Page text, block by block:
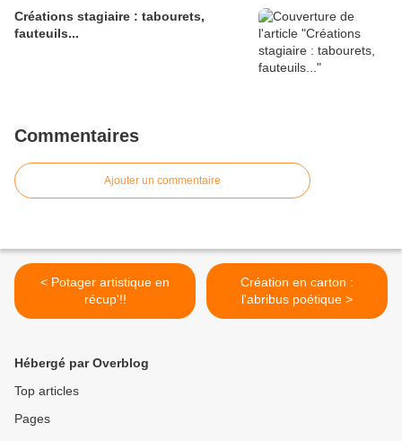
Créations stagiaire : tabourets,
fauteuils...
Commentaires
Ajouter un commentaire
< Potager artistique en
récup'!!
Création en carton :
l'abribus poétique >
Hébergé par Overblog
Top articles
Pages